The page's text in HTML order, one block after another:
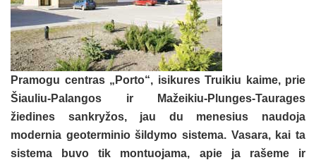
Pramogu centras „Porto“, isikures Truikiu kaime, prie
Šiauliu-Palangos ir Mažeikiu-Plunges-Taurages
žiedines sankryžos, jau du menesius naudoja
modernia geoterminio šildymo sistema. Vasara, kai ta
sistema buvo tik montuojama, apie ja rašeme ir